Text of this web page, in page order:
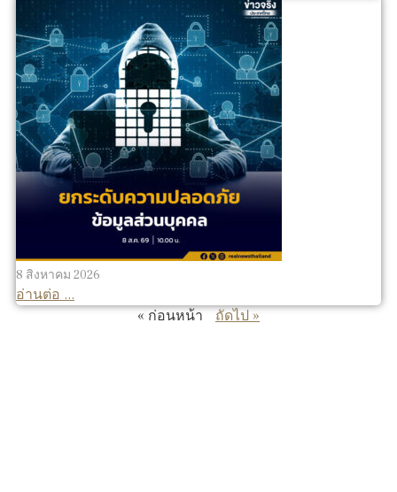
8 สิงหาคม 2026
อ่านต่อ ...
« ก่อนหน้า
ถัดไป »